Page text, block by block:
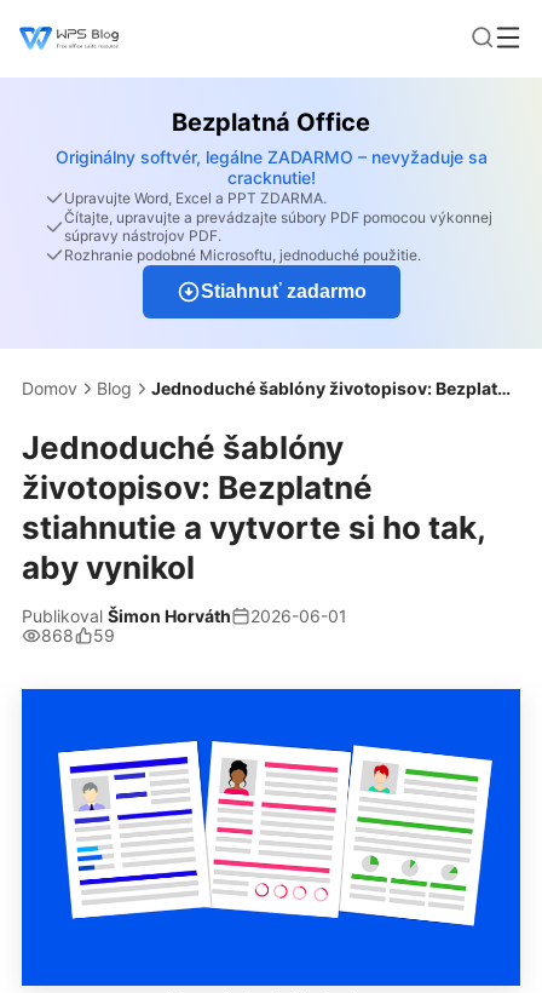
Bezplatná Office
Originálny softvér, legálne ZADARMO – nevyžaduje sa
cracknutie!
Upravujte Word, Excel a PPT ZDARMA.
Čítajte, upravujte a prevádzajte súbory PDF pomocou výkonnej
súpravy nástrojov PDF.
Rozhranie podobné Microsoftu, jednoduché použitie.
Stiahnuť zadarmo
Domov Blog Jednoduché šablóny životopisov: Bezplatné stiahnutie a vytvorte si ho tak, aby vynikol
Jednoduché šablóny
životopisov: Bezplatné
stiahnutie a vytvorte si ho tak,
aby vynikol
Publikoval Šimon Horváth
2026-06-01
868
59